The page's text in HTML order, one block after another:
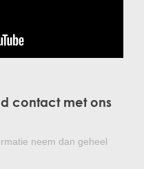
contact met ons
neem dan geheel